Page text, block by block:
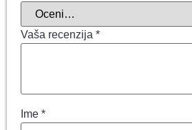
Vaša recenzija *
Ime *